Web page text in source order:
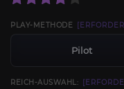
PLAY-METHODE
Pilot
REICH-AUSWAHL: